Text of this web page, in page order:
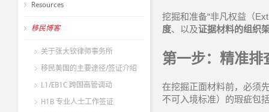
挖掘和准备“非凡权益（
度、以及证据材料的组织
第一步：精准排
在挖掘正面材料前，必须
不可入境标准）的瑕疵包
Resources
移民博客
关于张大钦律师事务所
移民美国的主要途径/签证介绍
L1/EB1C 跨国高管调动
H1B 专业人士工作签证